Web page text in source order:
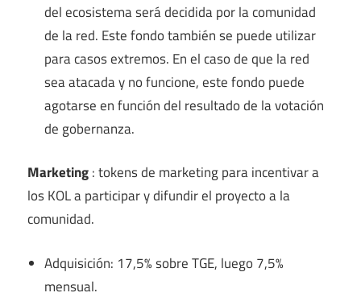
del ecosistema será decidida por la comunidad
de la red. Este fondo también se puede utilizar
para casos extremos. En el caso de que la red
sea atacada y no funcione, este fondo puede
agotarse en función del resultado de la votación
de gobernanza.
Marketing: tokens de marketing para incentivar a
los KOL a participar y difundir el proyecto a la
comunidad.
Adquisición: 17,5% sobre TGE, luego 7,5%
mensual.